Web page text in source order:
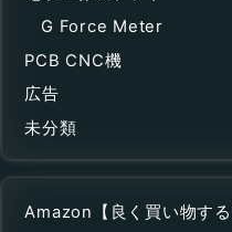
G Force Meter
PCB CNC機
広告
未分類
Amazon【良く買い物する